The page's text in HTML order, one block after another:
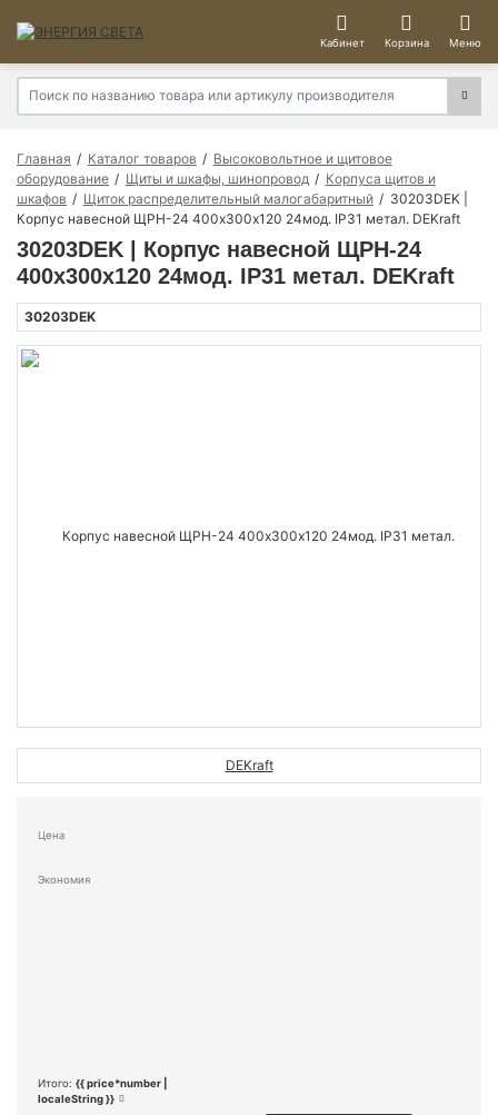
Кабинет Корзина Меню
Главная Каталог товаров
Высоковольтное и щитовое
оборудование
Щиты и шкафы, шинопровод
Корпуса щитов и
шкафов
Щиток распределительный малогабаритный
30203DEK |
Корпус навесной ЩРН-24 400х300х120 24мод. IP31 метал. DEKraft
30203DEK | Корпус навесной ЩРН-24
400х300х120 24мод. IP31 метал. DEKraft
30203DEK
DEKraft
Цена
Экономия
Итого: {{ price*number |
localeString }}